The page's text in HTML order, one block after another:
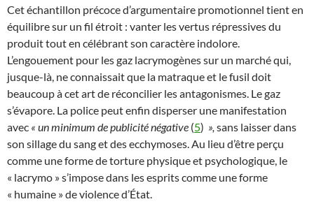
Cet échantillon précoce d’argumentaire promotionnel tient en
équilibre sur un fil étroit : vanter les vertus répressives du
produit tout en célébrant son caractère indolore.
L’engouement pour les gaz lacrymogènes sur un marché qui,
jusque-là, ne connaissait que la matraque et le fusil doit
beaucoup à cet art de réconcilier les antagonismes. Le gaz
s’évapore. La police peut enfin disperser une manifestation
avec « un minimum de publicité négative (5) », sans laisser dans
son sillage du sang et des ecchymoses. Au lieu d’être perçu
comme une forme de torture physique et psychologique, le
« lacrymo » s’impose dans les esprits comme une forme
« humaine » de violence d’État.